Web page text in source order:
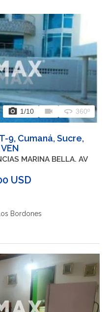
photo_camera 1/10 videocam 360 360º
9, Cumaná, Sucre,
MARINA BELLA. AV
USD
Bordones